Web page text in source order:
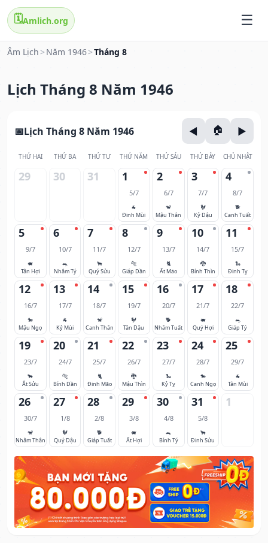
🗓️Amlich.org
Âm Lịch > Năm 1946>Tháng 8
Lịch Tháng 8 Năm 1946
Lịch Tháng 8 Năm 1946
THỨ HAI THỨ BA THỨ TƯ THỨ NĂM THỨ SÁU THỨ BẢY CHỦ NHẬT
29 30 31 1
5/7
🐐
Đinh Mùi
2
6/7
🐒
Mậu Thân
3
7/7
🐓
Kỷ Dậu
4
8/7
🐕
Canh Tuất
5
9/7
🐖
Tân Hợi
6
10/7
🐀
Nhâm Tý
7
11/7
🐂
Quý Sửu
8
12/7
🐅
Giáp Dần
9
13/7
🐈
Ất Mão
10
14/7
🐉
Bính Thìn
11
15/7
🐍
Đinh Tỵ
12
16/7
🐎
Mậu Ngọ
13
17/7
🐐
Kỷ Mùi
14
18/7
🐒
Canh Thân
15
19/7
🐓
Tân Dậu
16
20/7
🐕
Nhâm Tuất
17
21/7
🐖
Quý Hợi
18
22/7
🐀
Giáp Tý
19
23/7
🐂
Ất Sửu
20
24/7
🐅
Bính Dần
21
25/7
🐈
Đinh Mão
22
26/7
🐉
Mậu Thìn
23
27/7
🐍
Kỷ Tỵ
24
28/7
🐎
Canh Ngọ
25
29/7
🐐
Tân Mùi
26
30/7
🐒
Nhâm Thân
27
1/8
🐓
Quý Dậu
28
2/8
🐕
Giáp Tuất
29
3/8
🐖
Ất Hợi
30
4/8
🐀
Bính Tý
31
5/8
🐂
Đinh Sửu
1